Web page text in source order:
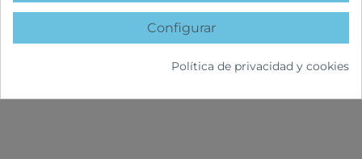
Configurar
Política de privacidad y cookies